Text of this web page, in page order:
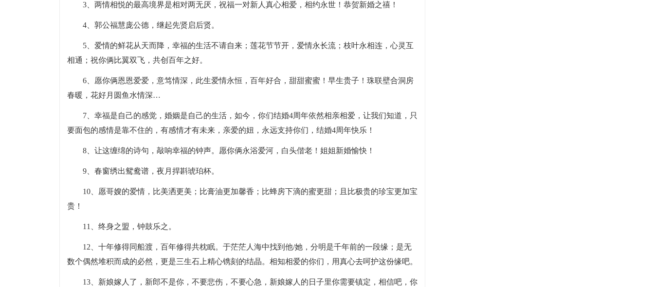
3、两情相悦的最高境界是相对两无厌，祝福一对新人真心相爱，相约永世！恭贺新婚之禧！
4、郭公福慧庞公德，继起先贤启后贤。
5、爱情的鲜花从天而降，幸福的生活不请自来；莲花节节开，爱情永长流；枝叶永相连，心灵互
相通；祝你俩比翼双飞，共创百年之好。
6、愿你俩恩恩爱爱，意笃情深，此生爱情永恒，百年好合，甜甜蜜蜜！早生贵子！珠联壁合洞房
春暖，花好月圆鱼水情深…
7、幸福是自己的感觉，婚姻是自己的生活，如今，你们结婚4周年依然相亲相爱，让我们知道，只
要面包的感情是靠不住的，有感情才有未来，亲爱的妞，永远支持你们，结婚4周年快乐！
8、让这缠绵的诗句，敲响幸福的钟声。愿你俩永浴爱河，白头偕老！姐姐新婚愉快！
9、春窗绣出鸳鸯谱，夜月捍斟琥珀杯。
10、愿哥嫂的爱情，比美洒更美；比膏油更加馨香；比蜂房下滴的蜜更甜；且比极贵的珍宝更加宝
贵！
11、终身之盟，钟鼓乐之。
12、十年修得同船渡，百年修得共枕眠。于茫茫人海中找到他/她，分明是千年前的一段缘；是无
数个偶然堆积而成的必然，更是三生石上精心镌刻的结晶。相知相爱的你们，用真心去呵护这份缘吧。
13、新娘嫁人了，新郎不是你，不要悲伤，不要心急，新娘嫁人的日子里你需要镇定，相信吧，你